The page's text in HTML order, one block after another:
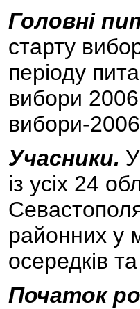
Головні
старту
періоду
вибори
вибори-
Учасники.
із усіх 24
районних у
осередків
Початок